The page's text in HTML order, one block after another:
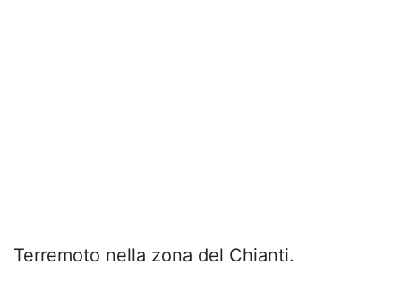
Terremoto nella zona del Chianti.